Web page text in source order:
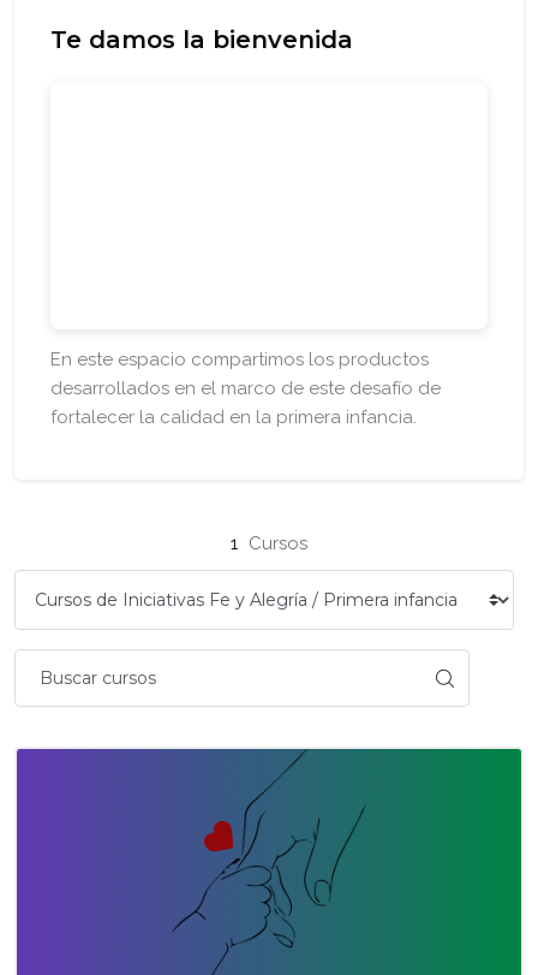
Te damos la bienvenida
En este espacio compartimos los productos
desarrollados en el marco de este desafío de
fortalecer la calidad en la primera infancia.
1 Cursos